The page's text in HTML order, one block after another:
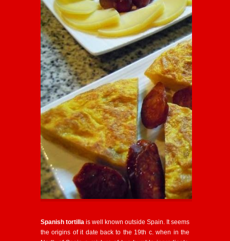
Spanish tortilla is well known outside Spain. It seems
the origins of it date back to the 19th c. when in the